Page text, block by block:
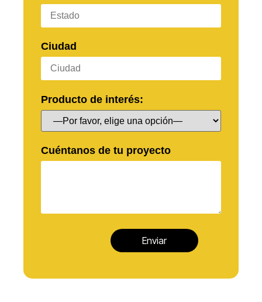
Ciudad
Producto de interés:
Cuéntanos de tu proyecto